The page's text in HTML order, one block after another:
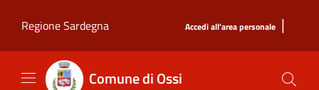
Regione Sardegna
Accedi all'area personale |
Comune di Ossi